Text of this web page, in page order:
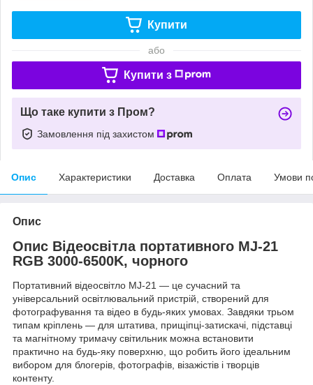
Купити
або
Купити з
Що таке купити з Пром?
Замовлення під захистом
Опис Характеристики Доставка Оплата Умови
Опис
Опис Відеосвітла портативного MJ-21
RGB 3000-6500K, чорного
Портативний відеосвітло MJ-21 — це сучасний та
універсальний освітлювальний пристрій, створений для
фотографування та відео в будь-яких умовах. Завдяки трьом
типам кріплень — для штатива, прищіпці-затискачі, підставці
та магнітному тримачу світильник можна встановити
практично на будь-яку поверхню, що робить його ідеальним
вибором для блогерів, фотографів, візажістів і творців
контенту.